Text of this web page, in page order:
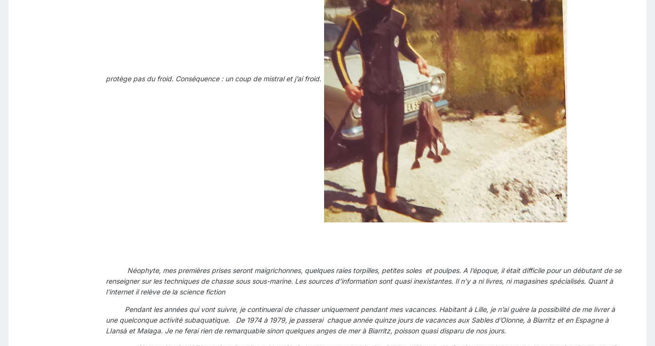
protège pas du froid. Conséquence : un coup de mistral et j’ai froid.
Néophyte, mes premières prises seront maigrichonnes, quelques raies torpilles, petites soles et poulpes. A l’époque, il était difficile pour un débutant de se
renseigner sur les techniques de chasse sous sous-marine. Les sources d’information sont quasi inexistantes. Il n’y a ni livres, ni magasines spécialisés. Quant à
l’internet il relève de la science fiction
Pendant les années qui vont suivre, je continuerai de chasser uniquement pendant mes vacances. Habitant à Lille, je n’ai guère la possibilité de me livrer à
une quelconque activité subaquatique. De 1974 à 1979, je passerai chaque année quinze jours de vacances aux Sables d’Olonne, à Biarritz et en Espagne à
LIansà et Malaga. Je ne ferai rien de remarquable sinon quelques anges de mer à Biarritz, poisson quasi disparu de nos jours.